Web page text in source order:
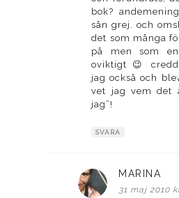
bok?
sån grej. och
det som många
på men som
oviktigt 😉
jag också och
vet jag vem det
jag”!
SVARA
MARINA
31 maj 2010